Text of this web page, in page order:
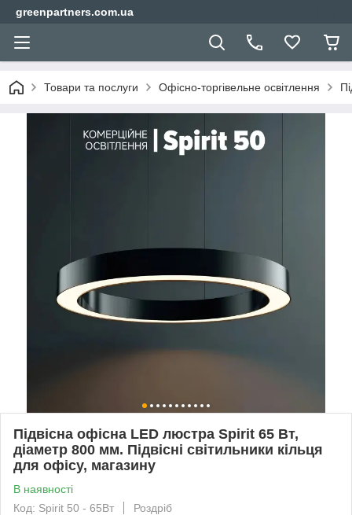
greenpartners.com.ua
Товари та послуги Офісно-торгівельне освітлення
Підвісна офісна LED люстра Spirit 65 Вт,
діаметр 800 мм. Підвісні світильники кільця
для офісу, магазину
В наявності
Код: Spirit 50 - 65Вт
Роздріб